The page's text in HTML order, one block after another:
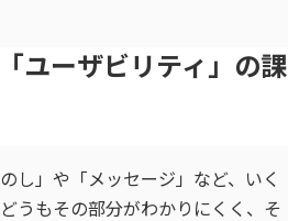
ユーザビリティ」の課
し」や「メッセージ」など、いく
うもその部分がわかりにくく、そ